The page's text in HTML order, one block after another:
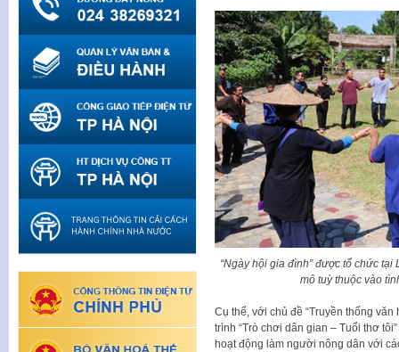
“Ngày hội gia đình” được tổ chức
mô tuỳ thuộc vào
Cụ thể, với chủ đề “Truyền thống
trình “Trò chơi dân gian – Tuổi thơ
hoạt động làm người nông dân với